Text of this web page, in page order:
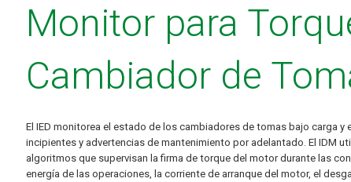
Monitor para
Cambiador de
El IED monitorea el estado de los cambiadores de tomas bajo carga y
incipientes y advertencias de mantenimiento por adelantado. El IDM
algoritmos que supervisan la firma de torque del motor durante las
energía de las operaciones, la corriente de arranque del motor, el